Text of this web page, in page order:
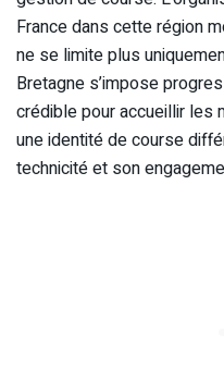
France dans cette région
ne se limite plus
Bretagne s’impose
crédible pour accueillir les
une identité de course
technicité et son